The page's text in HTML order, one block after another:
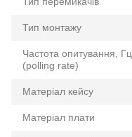
Тип монтажу
Частота опитування, Гц
(polling rate)
Матеріал кейсу
Матеріал плати